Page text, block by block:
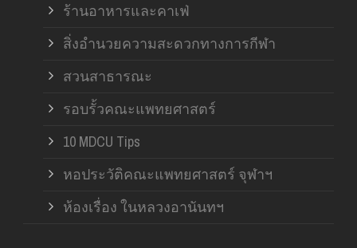
ร้านอาหารและคาเฟ่
สิ่งอำนวยความสะดวกทางการกีฬา
สวนสาธารณะ
รอบรั้วคณะแพทยศาสตร์
10 MDCU Tips
หอประวัติคณะแพทยศาสตร์ จุฬาฯ
ห้องเรื่อง ในหลวงอานันทฯ